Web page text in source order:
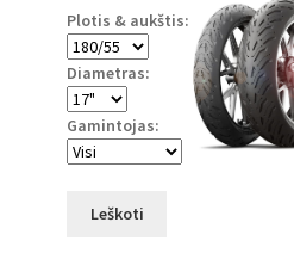
Plotis & aukštis:
Diametras:
Gamintojas:
Leškoti